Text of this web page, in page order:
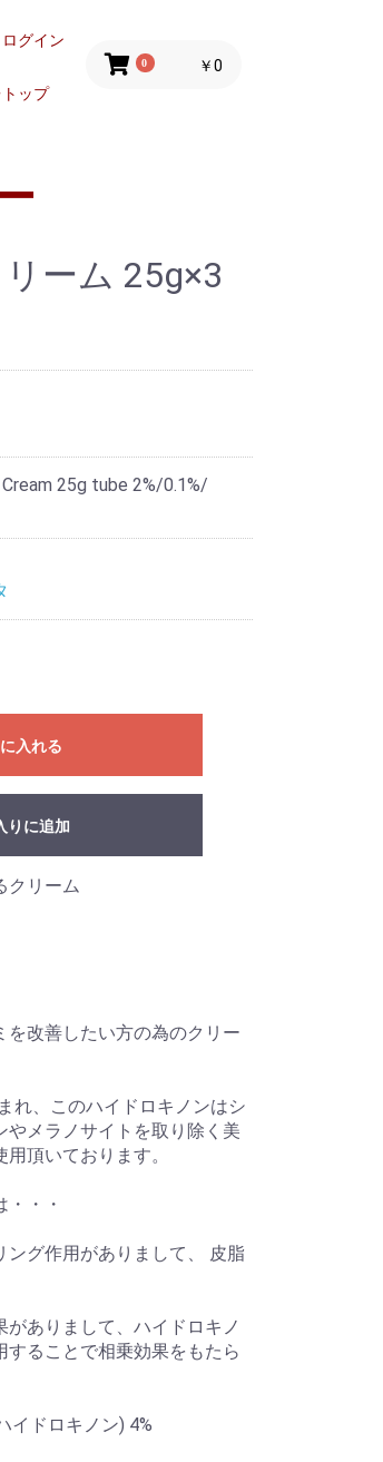
ログイン
トップ
0 ￥0
ーム 25g×3
25g tube 2%/0.1%/
入れる
りに追加
クリーム
を改善したい方の為のクリー
れ、このハイドロキノンはシ
やメラノサイトを取り除く美
頂いております。
・・
ング作用がありまして、 皮脂
がありまして、ハイドロキノ
することで相乗効果をもたら
イドロキノン) 4%